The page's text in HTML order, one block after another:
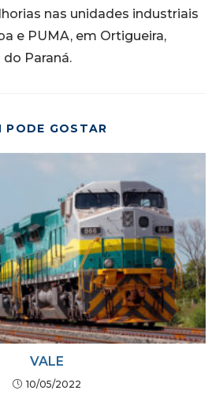
nas unidades industriais
e PUMA, em Ortigueira,
Paraná.
PODE GOSTAR
VALE
10/05/2022